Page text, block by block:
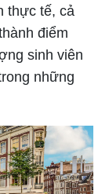
thực tế, cả
điểm
sinh viên
những